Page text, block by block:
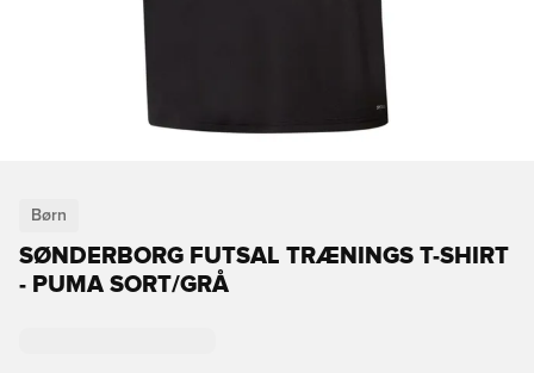
Børn
SØNDERBORG FUTSAL TRÆNINGS T-SHIRT
- PUMA SORT/GRÅ